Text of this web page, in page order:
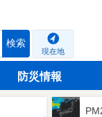
検索
現在地
防災情報